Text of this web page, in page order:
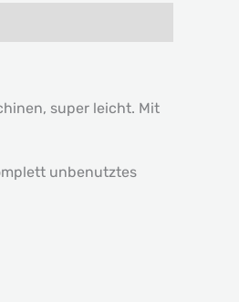
super leicht. Mit
unbenutztes